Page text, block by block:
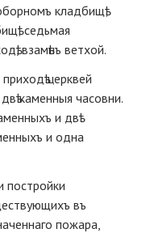
кладбищѣ;
седьмая
взамѣнъ ветхой.
церквей
каменныя часовни.
и двѣ
и одна
постройки
въ
пожара,